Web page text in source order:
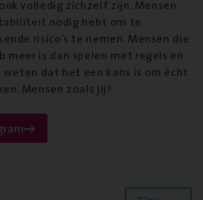
volledig zichzelf zijn. Mensen
nodig hebt om te
risico’s te nemen. Mensen die
meer is dan spelen met regels en
dat het een kans is om écht
Mensen zoals jij?